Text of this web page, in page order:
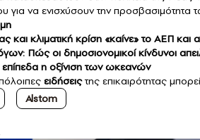
για να ενισχύσουν την προσβασιμότητα
και κλιματική κρίση «καίνε» το ΑΕΠ
Πώς οι δημοσιονομικοί κίνδυνοι
επίπεδα η οξίνιση των ωκεανών
ειδήσειςτης επικαιρότητας
Alstom